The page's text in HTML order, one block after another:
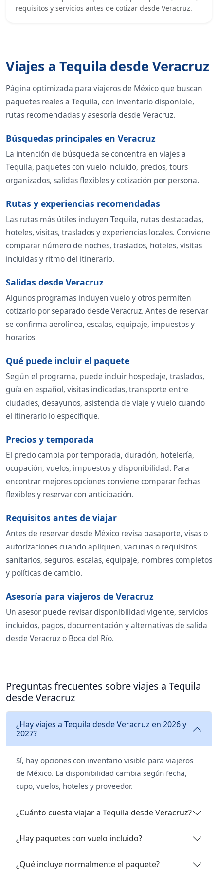
requisitos y servicios antes de cotizar desde Veracruz.
Viajes a Tequila desde Veracruz
Página optimizada para viajeros de México que buscan
paquetes reales a Tequila, con inventario disponible,
rutas recomendadas y asesoría desde Veracruz.
Búsquedas principales en Veracruz
La intención de búsqueda se concentra en viajes a
Tequila, paquetes con vuelo incluido, precios, tours
organizados, salidas flexibles y cotización por persona.
Rutas y experiencias recomendadas
Las rutas más útiles incluyen Tequila, rutas destacadas,
hoteles, visitas, traslados y experiencias locales. Conviene
comparar número de noches, traslados, hoteles, visitas
incluidas y ritmo del itinerario.
Salidas desde Veracruz
Algunos programas incluyen vuelo y otros permiten
cotizarlo por separado desde Veracruz. Antes de reservar
se confirma aerolínea, escalas, equipaje, impuestos y
horarios.
Qué puede incluir el paquete
Según el programa, puede incluir hospedaje, traslados,
guía en español, visitas indicadas, transporte entre
ciudades, desayunos, asistencia de viaje y vuelo cuando
el itinerario lo especifique.
Precios y temporada
El precio cambia por temporada, duración, hotelería,
ocupación, vuelos, impuestos y disponibilidad. Para
encontrar mejores opciones conviene comparar fechas
flexibles y reservar con anticipación.
Requisitos antes de viajar
Antes de reservar desde México revisa pasaporte, visas o
autorizaciones cuando apliquen, vacunas o requisitos
sanitarios, seguros, escalas, equipaje, nombres completos
y políticas de cambio.
Asesoría para viajeros de Veracruz
Un asesor puede revisar disponibilidad vigente, servicios
incluidos, pagos, documentación y alternativas de salida
desde Veracruz o Boca del Río.
Preguntas frecuentes sobre viajes a Tequila
desde Veracruz
¿Hay viajes a Tequila desde Veracruz en 2026 y
2027?
Sí, hay opciones con inventario visible para viajeros
de México. La disponibilidad cambia según fecha,
cupo, vuelos, hoteles y proveedor.
¿Cuánto cuesta viajar a Tequila desde Veracruz?
¿Hay paquetes con vuelo incluido?
¿Qué incluye normalmente el paquete?